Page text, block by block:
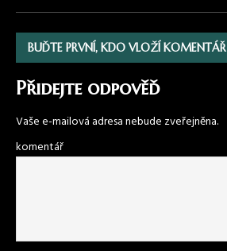
BUĎTE PRVNÍ, KDO VLOŽÍ KOMENTÁŘ
Přidejte odpověď
Vaše e-mailová adresa nebude zveřejněna.
komentář